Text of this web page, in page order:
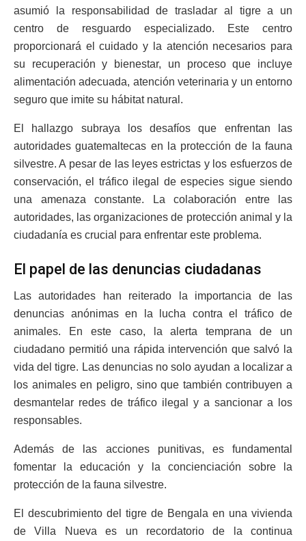
asumió la responsabilidad de trasladar al tigre a un
centro de resguardo especializado. Este centro
proporcionará el cuidado y la atención necesarios para
su recuperación y bienestar, un proceso que incluye
alimentación adecuada, atención veterinaria y un entorno
seguro que imite su hábitat natural.
El hallazgo subraya los desafíos que enfrentan las
autoridades guatemaltecas en la protección de la fauna
silvestre. A pesar de las leyes estrictas y los esfuerzos de
conservación, el tráfico ilegal de especies sigue siendo
una amenaza constante. La colaboración entre las
autoridades, las organizaciones de protección animal y la
ciudadanía es crucial para enfrentar este problema.
El papel de las denuncias ciudadanas
Las autoridades han reiterado la importancia de las
denuncias anónimas en la lucha contra el tráfico de
animales. En este caso, la alerta temprana de un
ciudadano permitió una rápida intervención que salvó la
vida del tigre. Las denuncias no solo ayudan a localizar a
los animales en peligro, sino que también contribuyen a
desmantelar redes de tráfico ilegal y a sancionar a los
responsables.
Además de las acciones punitivas, es fundamental
fomentar la educación y la concienciación sobre la
protección de la fauna silvestre.
El descubrimiento del tigre de Bengala en una vivienda
de Villa Nueva es un recordatorio de la continua